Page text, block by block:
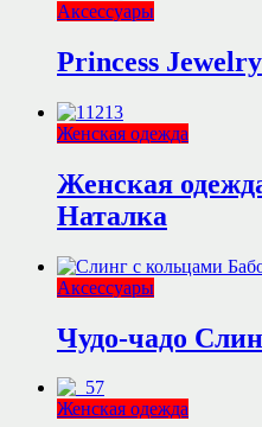
Аксессуары
Princess Jewelry
Женская одежда
Женская
Наталка
Аксессуары
Чудо-чадо
Женская одежда